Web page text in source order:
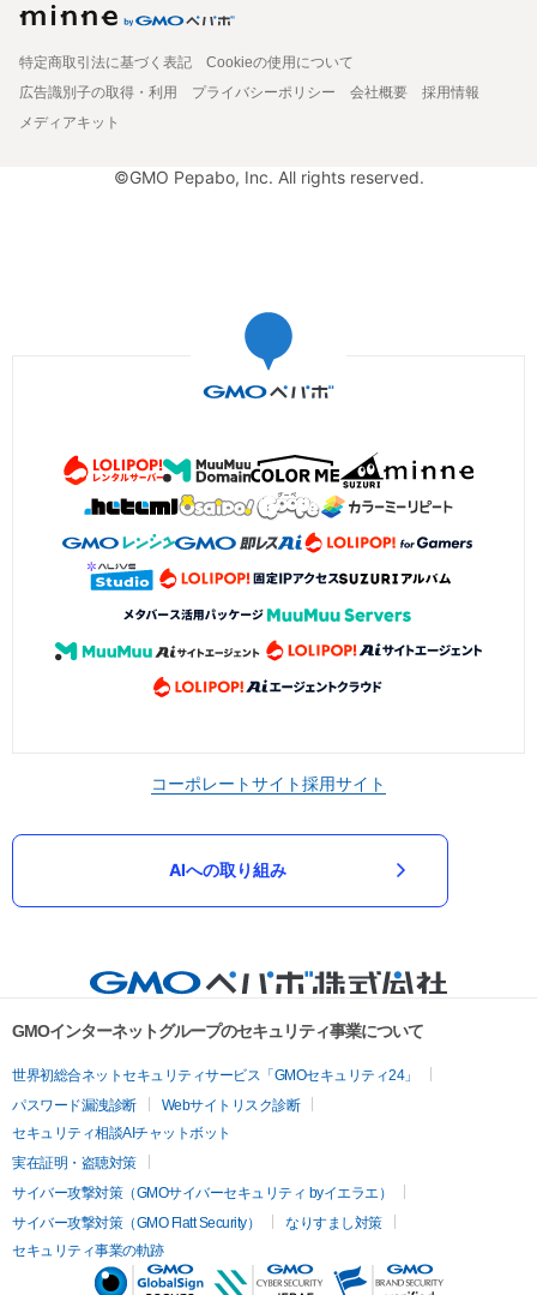
特定商取引法に基づく表記
Cookieの使用について
広告識別子の取得・利用
プライバシーポリシー 会社概要
採用情報
メディアキット
©GMO Pepabo, Inc. All rights reserved.
コーポレートサイト採用サイト
AIへの取り組み
GMOインターネットグループのセキュリティ事業について
世界初総合ネットセキュリティサービス「GMOセキュリティ24」
パスワード漏洩診断
Webサイトリスク診断
セキュリティ相談AIチャットボット
実在証明・盗聴対策
サイバー攻撃対策（GMOサイバーセキュリティ byイエラエ）
サイバー攻撃対策（GMO Flatt Security）
なりすまし対策
セキュリティ事業の軌跡